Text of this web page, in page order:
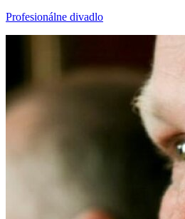
Profesionálne divadlo